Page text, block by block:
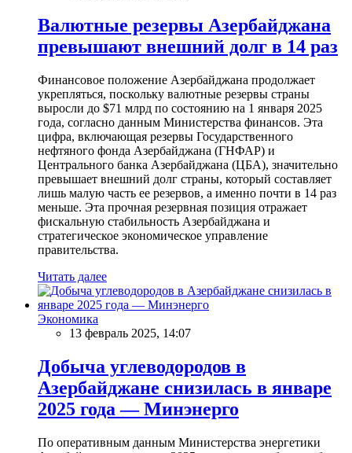
Валютные резервы Азербайджана
превышают внешний долг в 14 раз
Финансовое положение Азербайджана продолжает
укрепляться, поскольку валютные резервы страны
выросли до $71 млрд по состоянию на 1 января 2025
года, согласно данным Министерства финансов. Эта
цифра, включающая резервы Государственного
нефтяного фонда Азербайджана (ГНФАР) и
Центрального банка Азербайджана (ЦБА), значительно
превышает внешний долг страны, который составляет
лишь малую часть ее резервов, а именно почти в 14 раз
меньше. Эта прочная резервная позиция отражает
фискальную стабильность Азербайджана и
стратегическое экономическое управление
правительства.
Читать далее
Экономика
13 февраль 2025, 14:07
Добыча углеводородов в
Азербайджане снизилась в январе
2025 года — Минэнерго
По оперативным данным Министерства энергетики